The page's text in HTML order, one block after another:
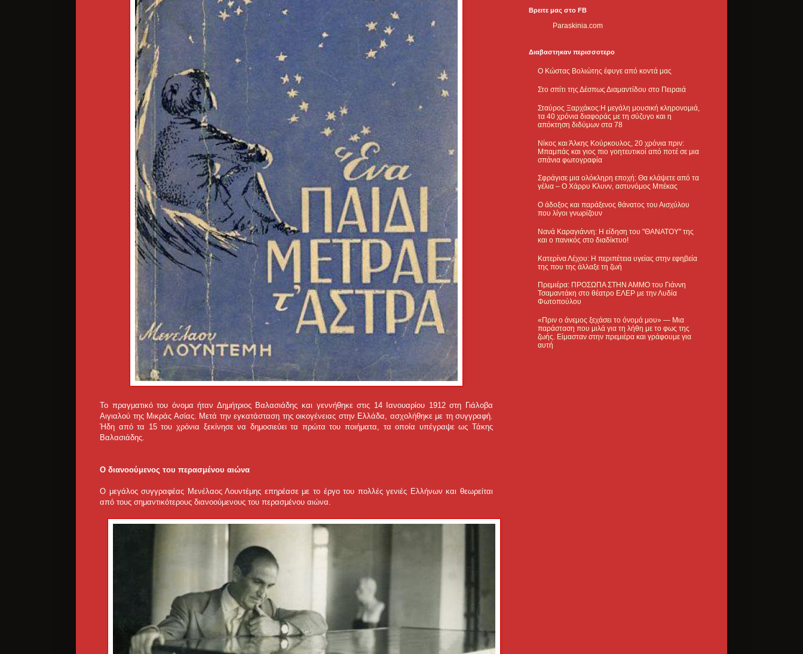
Το πραγματικό του όνομα ήταν Δημήτριος Βαλασιάδης και γεννήθηκε στις 14 Ιανουαρίου 1912 στη Γιάλοβα
Αιγιαλού της Μικράς Ασίας. Μετά την εγκατάσταση της οικογένειας στην Ελλάδα, ασχολήθηκε με τη συγγραφή.
Ήδη από τα 15 του χρόνια ξεκίνησε να δημοσιεύει τα πρώτα του ποιήματα, τα οποία υπέγραψε ως Τάκης
Βαλασιάδης.
Ο διανοούμενος του περασμένου αιώνα
Ο μεγάλος συγγραφέας Μενέλαος Λουντέμης επηρέασε με το έργο του πολλές γενιές Ελλήνων και θεωρείται
από τους σημαντικότερους διανοούμενους του περασμένου αιώνα.
Βρειτε μας στο FB
Paraskinia.com
Διαβαστηκαν περισσοτερο
Ο Κώστας Βολιώτης έφυγε από κοντά μας
Στο σπίτι της Δέσπως Διαμαντίδου στο Πειραιά
Σταύρος Ξαρχάκος:Η μεγάλη μουσική κληρονομιά,
τα 40 χρόνια διαφοράς με τη σύζυγο και η
απόκτηση διδύμων στα 78
Νίκος και Άλκης Κούρκουλος, 20 χρόνια πριν:
Μπαμπάς και γιος πιο γοητευτικοί από ποτέ σε μια
σπάνια φωτογραφία
Σφράγισε μια ολόκληρη εποχή: Θα κλάψετε από τα
γέλια – Ο Χάρρυ Κλυνν, αστυνόμος Μπέκας
Ο άδοξος και παράξενος θάνατος του Αισχύλου
που λίγοι γνωρίζουν
Νανά Καραγιάννη: Η είδηση του "ΘΑΝΑΤΟΥ" της
και ο πανικός στο διαδίκτυο!
Κατερίνα Λέχου: Η περιπέτεια υγείας στην εφηβεία
της που της άλλαξε τη ζωή
Πρεμιέρα: ΠΡΟΣΩΠΑ ΣΤΗΝ ΑΜΜΟ του Γιάννη
Τσαμαντάκη στο θέατρο ΕΛΕΡ με την Λυδία
Φωτοπούλου
«Πριν ο άνεμος ξεχάσει το όνομά μου» — Μια
παράσταση που μιλά για τη λήθη με το φως της
ζωής. Είμασταν στην πρεμιέρα και γράφουμε για
αυτή